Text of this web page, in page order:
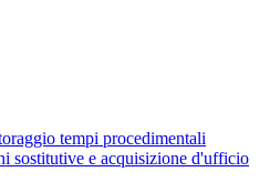
tempi procedimentali
sostitutive e acquisizione d'ufficio